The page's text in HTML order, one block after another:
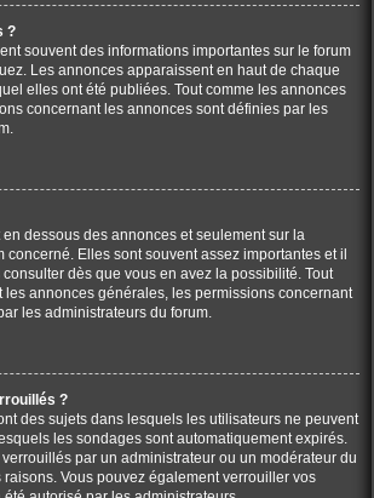
?
souvent des informations importantes sur le forum
Les annonces apparaissent en haut de chaque
elles ont été publiées. Tout comme les annonces
concernant les annonces sont définies par les
dessous des annonces et seulement sur la
concerné. Elles sont souvent assez importantes et il
dès que vous en avez la possibilité. Tout
les annonces générales, les permissions concernant
les administrateurs du forum.
?
des sujets dans lesquels les utilisateurs ne peuvent
les sondages sont automatiquement expirés.
par un administrateur ou un modérateur du
Vous pouvez également verrouiller vos